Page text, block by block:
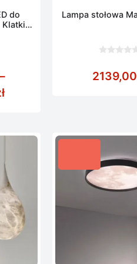
do
Klatki
–
Zakres cen: od 1099,00
Lampa stołowa
5
2139,00